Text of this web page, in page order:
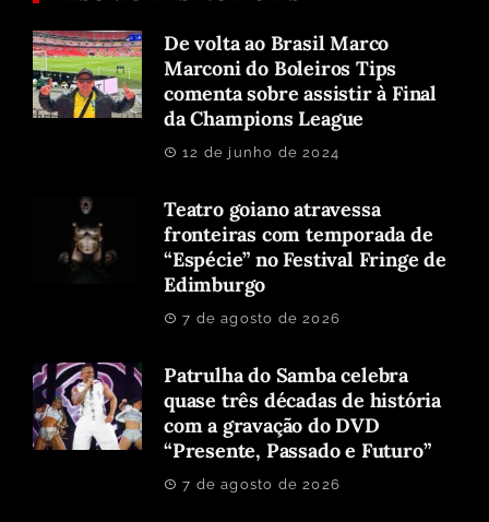
De volta ao Brasil Marco
Marconi do Boleiros Tips
comenta sobre assistir à Final
da Champions League
12 de junho de 2024
Teatro goiano atravessa
fronteiras com temporada de
“Espécie” no Festival Fringe de
Edimburgo
7 de agosto de 2026
Patrulha do Samba celebra
quase três décadas de história
com a gravação do DVD
“Presente, Passado e Futuro”
7 de agosto de 2026